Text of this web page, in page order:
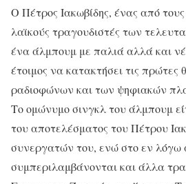
Ο Πέτρος Ιακωβίδης, ένας από
λαϊκούς τραγουδιστές των
ένα άλμπουμ με παλιά αλλά και
έτοιμος να κατακτήσει τις πρώτες
ραδιοφώνων και των ψηφιακών
Το ομώνυμο σινγκλ του άλμπουμ
του αποτελέσματος του Πέτρου
συνεργατών του, ενώ στο εν λόγω
συμπεριλαμβάνονται και άλλα